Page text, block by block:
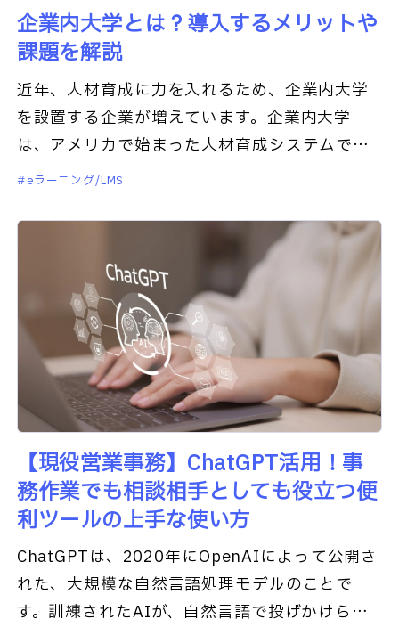
企業内大学とは？導入するメリットや
課題を解説
近年、人材育成に力を入れるため、企業内大学
を設置する企業が増えています。企業内大学
は、アメリカで始まった人材育成システムで
す。本記事では、企業大学の概要のほか導入す
eラーニング/LMS
【現役営業事務】ChatGPT活用！事
務作業でも相談相手としても役立つ便
利ツールの上手な使い方
ChatGPTは、2020年にOpenAIによって公開さ
れた、大規模な自然言語処理モデルのことで
す。訓練されたAIが、自然言語で投げかけられ